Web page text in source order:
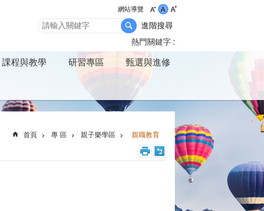
網站導覽
進階搜尋
熱門關鍵字
課程與教學 研習專區 甄選與進修
首頁 專 區 親子樂學區 親職教育